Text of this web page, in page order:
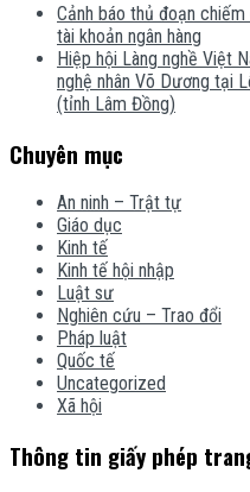
Cảnh báo thủ đoạn
tài khoản ngân hàng
Hiệp hội Làng nghề Việt
nghệ nhân Võ Dương tại
(tỉnh Lâm Đồng)
Chuyên mục
An ninh – Trật tự
Giáo dục
Kinh tế
Kinh tế hội nhập
Luật sư
Nghiên cứu – Trao đổi
Pháp luật
Quốc tế
Uncategorized
Xã hội
Thông tin giấy phép